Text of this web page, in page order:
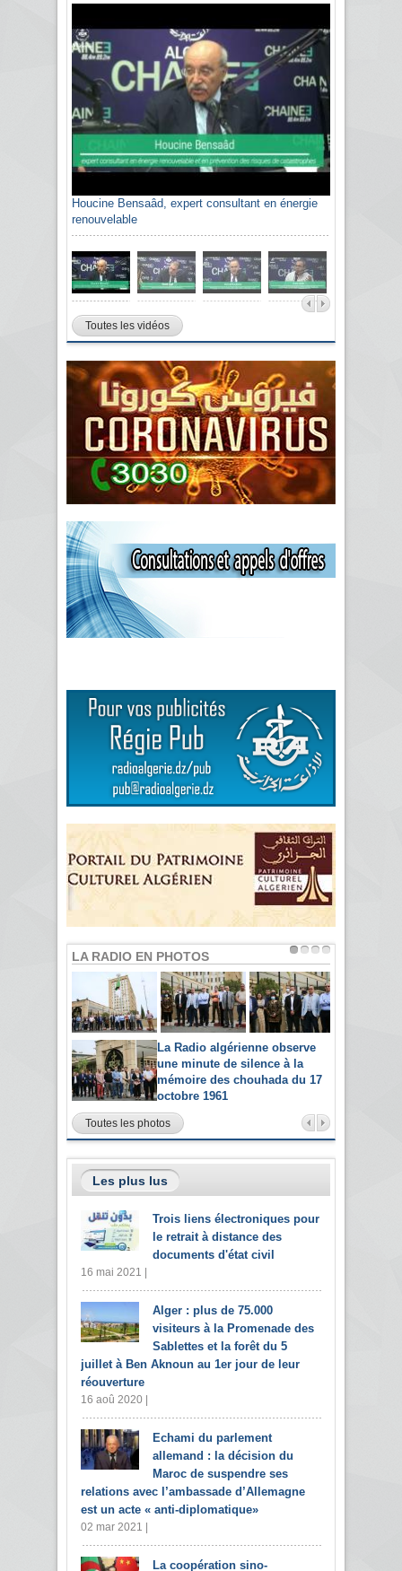
Houcine Bensaâd, expert consultant en énergie
renouvelable
Toutes les vidéos
LA RADIO EN PHOTOS
La Radio algérienne observe
une minute de silence à la
mémoire des chouhada du 17
octobre 1961
Toutes les photos
Les plus lus
Trois liens électroniques pour
le retrait à distance des
documents d'état civil
16 mai 2021 |
Alger : plus de 75.000
visiteurs à la Promenade des
Sablettes et la forêt du 5
juillet à Ben Aknoun au 1er jour de leur
réouverture
16 aoû 2020 |
Echami du parlement
allemand : la décision du
Maroc de suspendre ses
relations avec l’ambassade d’Allemagne
est un acte « anti-diplomatique»
02 mar 2021 |
La coopération sino-